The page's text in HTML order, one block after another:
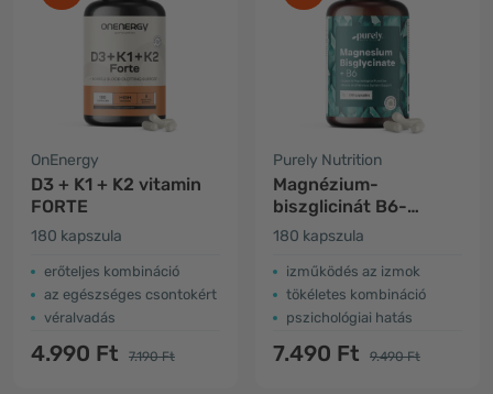
OnEnergy
D3 + K1 + K2 vitamin
FORTE
180 kapszula
erőteljes kombináció
az egészséges csontokért
véralvadás
4.990 Ft 7.190 Ft
Purely Nutrition
Magnézium-
biszglicinát B6-
vitaminnal
180 kapszula
izműködés az izmok
tökéletes kombináció
pszichológiai hatás
7.490 Ft 9.490 Ft